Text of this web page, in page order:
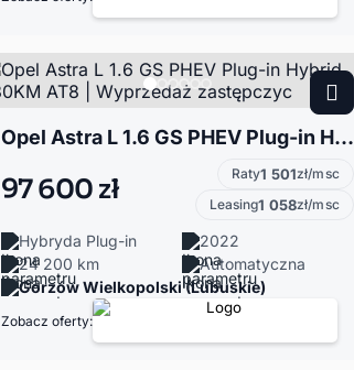
Opel Astra L 1.6 GS PHEV Plug-in Hybrid 180KM AT8 | Wyprzedaż zastępczyc
97 600 zł Raty1 501zł/msc
Leasing1 058zł/msc
Hybryda Plug-in
2022
24 200 km
Automatyczna
Gorzów Wielkopolski (Lubuskie)
Zobacz oferty: